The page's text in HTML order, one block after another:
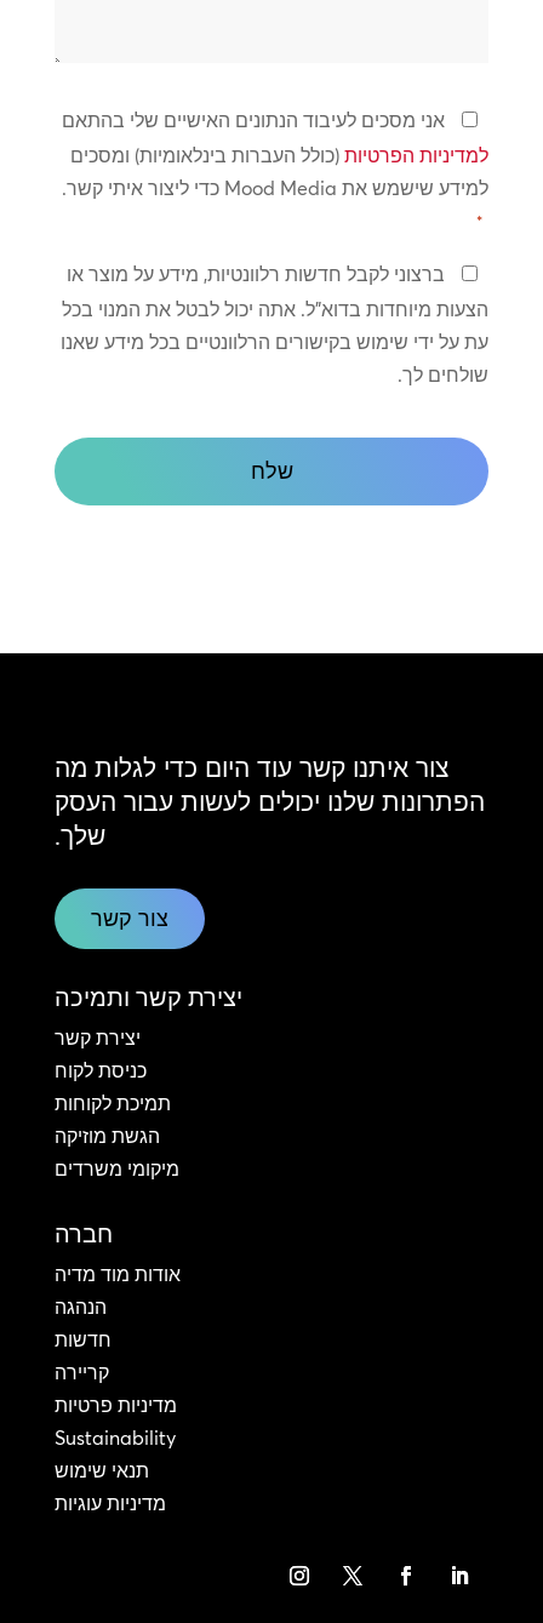
מדיניות
פרטיות
*
אני מסכים לעיבוד הנתונים האישיים שלי בהתאם
למדיניות הפרטיות(כולל העברות בינלאומיות) ומסכים
למידע שישמש את Mood Media כדי ליצור איתי קשר.
*
שמור
על
קשר
ברצוני לקבל חדשות רלוונטיות, מידע על מוצר או
הצעות מיוחדות בדוא"ל. אתה יכול לבטל את המנוי בכל
עת על ידי שימוש בקישורים הרלוונטיים בכל מידע שאנו
שולחים לך.
צור איתנו קשר עוד היום כדי לגלות מה
הפתרונות שלנו יכולים לעשות עבור העסק
שלך.
צור קשר
יצירת קשר ותמיכה
יצירת קשר
כניסת לקוח
תמיכת לקוחות
הגשת מוזיקה
מיקומי משרדים
חברה
אודות מוד מדיה
הנהגה
חדשות
קריירה
מדיניות פרטיות
Sustainability
תנאי שימוש
מדיניות עוגיות